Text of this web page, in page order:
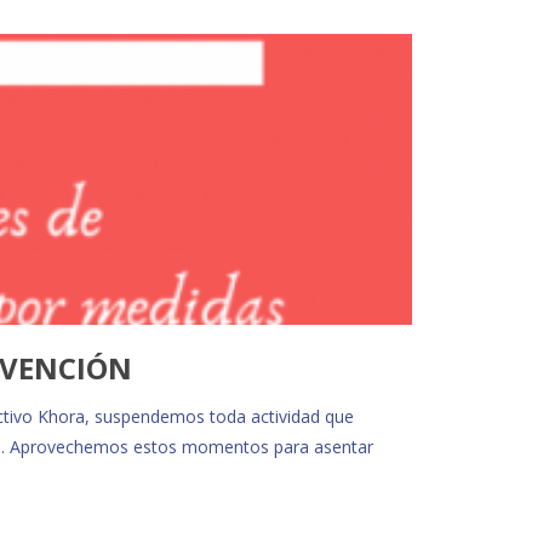
Khora, suspendemos toda actividad que
Aprovechemos estos momentos para asentar